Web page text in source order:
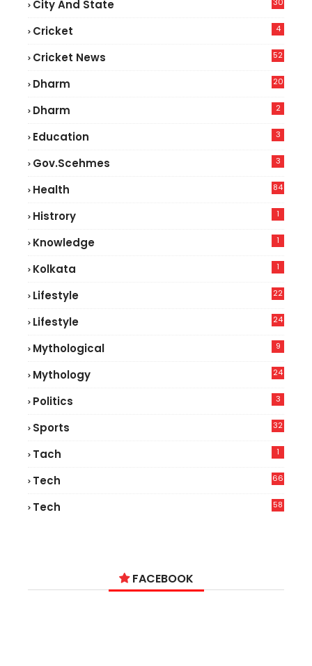
City And State
Cricket 4
Cricket News
52
Dharm 20
Dharm 2
Education 3
Gov.scehmes 3
Health
84
Histrory 1
Knowledge 1
Kolkata 1
Lifestyle
22
Lifestyle
24
Mythological 9
Mythology 24
Politics 3
Sports 32
Tach 1
Tech
66
Tech
58
FACEBOOK